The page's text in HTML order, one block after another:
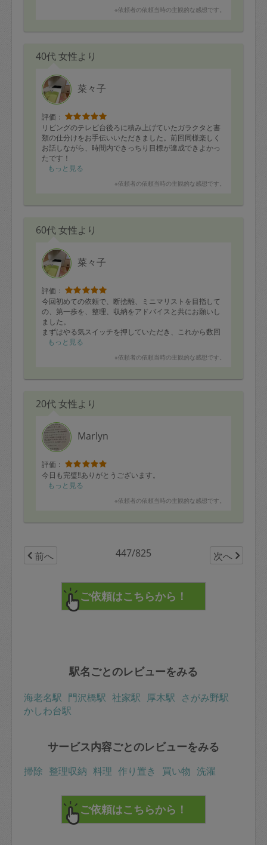
※依頼者の依頼当時の主観的な感想です。
40代 女性より
菜々子
評価：
リビングのテレビ台後ろに積み上げていたガラクタと書
類の仕分けをお手伝いいただきました。前回同様楽しく
お話しながら、時間内できっちり目標が達成できよかっ
たです！
第二子出産前の片付けに勢いがつき、夫の断捨離の一助
遠方で移動など申し訳ないですが、都合が合うときな
しくお願いいたします。
もっと見る
※依頼者の依頼当時の主観的な感想です。
60代 女性より
菜々子
評価：
今回初めての依頼で、断捨離、ミニマリストを目指して
の、第一歩を、整理、収納をアドバイスと共にお願いし
ました。
まずはやる気スイッチを押していただき、これから数回
お願いして、ゴールを目指したいと思い、第一歩を踏み
資格もお持ちの菜々子さんには、適切な、目標値を(洋服
迷って作業が滞ってしまいがちな気持ちを後押ししてい
引き続き、自分でも作業を続けて、次回の依頼までに断
ありがとうございました。
もっと見る
※依頼者の依頼当時の主観的な感想です。
20代 女性より
Marlyn
評価：
今日も完璧‼️ありがとうございます。
もっと見る
※依頼者の依頼当時の主観的な感想です。
前へ 447/825 次へ
駅名ごとのレビューをみる
海老名駅 門沢橋駅 社家駅 厚木駅 さがみ野駅
かしわ台駅
サービス内容ごとのレビューをみる
掃除 整理収納 料理 作り置き 買い物 洗濯